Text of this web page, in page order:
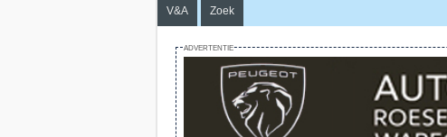
V&A Zoek
ADVERTENTIE